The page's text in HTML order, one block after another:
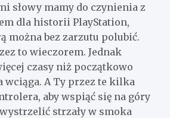
słowy mamy do czynienia z
dla historii PlayStation,
można bez zarzutu polubić.
to wieczorem. Jednak
czasy niż początkowo
wciąga. A Ty przez te kilka
aby wspiąć się na góry
strzały w smoka